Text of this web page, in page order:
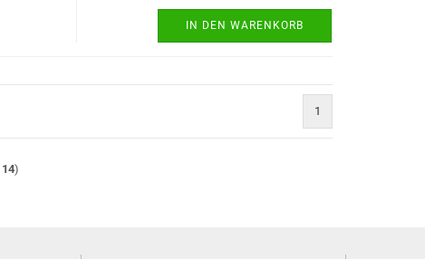
IN DEN WARENKORB
1
14)